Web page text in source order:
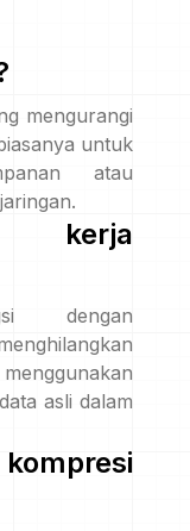
mengurangi
untuk
atau
kerja
dengan
asli dalam